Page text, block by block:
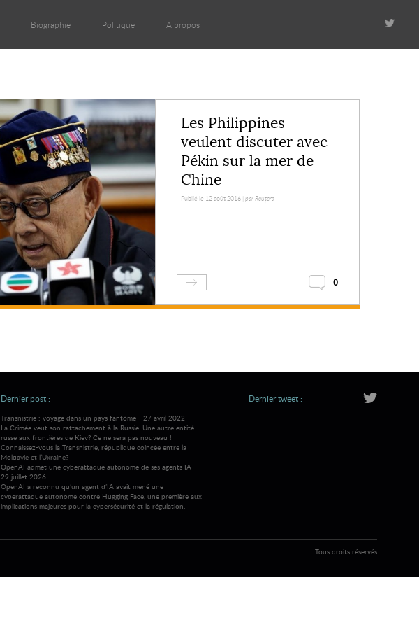
Biographie Politique A propos
Les Philippines
veulent discuter avec
Pékin sur la mer de
Chine
Publié le 12 août 2016 | par Reuters
0
Dernier post :
Transnistrie : voyage dans un pays fantôme - 27 avril 2022
La Crimée veut son rattachement à la Russie. Une autre entité
russe aux frontières de Kiev? Ce ne sera pas nouveau !
Connaissez-vous la Transnistrie, république coincée entre la
Moldavie et l’Ukraine?
OpenAI admet une cyberattaque autonome de ses agents IA -
29 juillet 2026
OpenAI a reconnu qu’un agent d’IA avait mené une
cyberattaque autonome contre Hugging Face, une première aux
implications majeures pour la cybersécurité et la régulation.
Dernier tweet :
Tous droits réservés